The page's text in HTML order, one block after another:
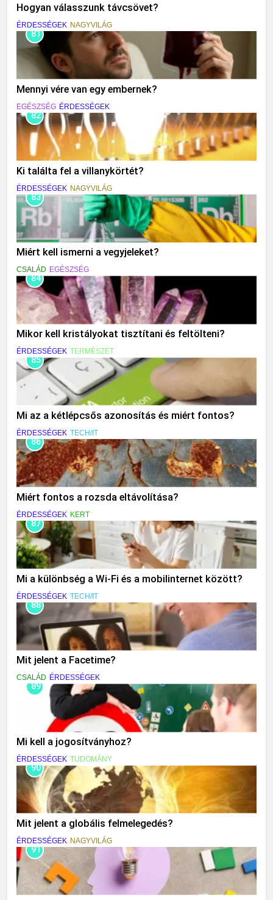
Hogyan válasszunk távcsövet?
ÉRDESSÉGEK NAGYVILÁG
81
Mennyi vére van egy embernek?
EGÉSZSÉG ÉRDESSÉGEK
82
Ki találta fel a villanykörtét?
ÉRDESSÉGEK NAGYVILÁG
83
Miért kell ismerni a vegyjeleket?
CSALÁD EGÉSZSÉG
84
Mikor kell kristályokat tisztítani és feltölteni?
ÉRDESSÉGEK TERMÉSZET
85
Mi az a kétlépcsős azonosítás és miért fontos?
ÉRDESSÉGEK TECH/IT
86
Miért fontos a rozsda eltávolítása?
ÉRDESSÉGEK KERT
87
Mi a különbség a Wi-Fi és a mobilinternet között?
ÉRDESSÉGEK TECH/IT
88
Mit jelent a Facetime?
CSALÁD ÉRDESSÉGEK
89
Mi kell a jogosítványhoz?
ÉRDESSÉGEK TUDOMÁNY
90
Mit jelent a globális felmelegedés?
ÉRDESSÉGEK NAGYVILÁG
91